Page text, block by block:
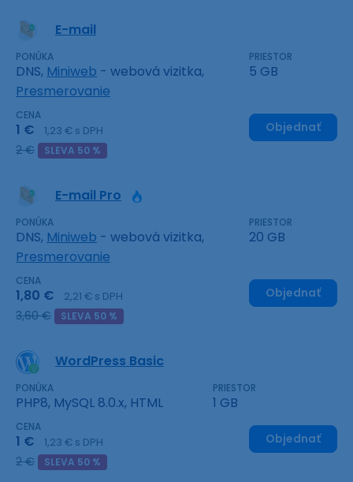
E-mail
PONÚKA
DNS, Miniweb - webová vizitka,
Presmerovanie
PRIESTOR
5 GB
CENA
1 € 1,23 € s DPH
2 € SLEVA 50 %
Objednať
E-mail Pro
PONÚKA
DNS, Miniweb - webová vizitka,
Presmerovanie
PRIESTOR
20 GB
CENA
1,80 € 2,21 € s DPH
3,60 € SLEVA 50 %
Objednať
WordPress Basic
PONÚKA
PHP8, MySQL 8.0.x, HTML
PRIESTOR
1 GB
CENA
1 € 1,23 € s DPH
2 € SLEVA 50 %
Objednať